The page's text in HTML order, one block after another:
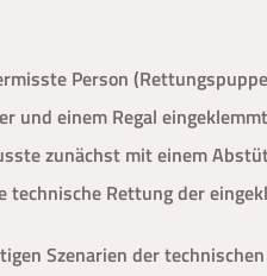
Person
und einem Regal
zunächst mit einem
technische Rettung der
Szenarien der